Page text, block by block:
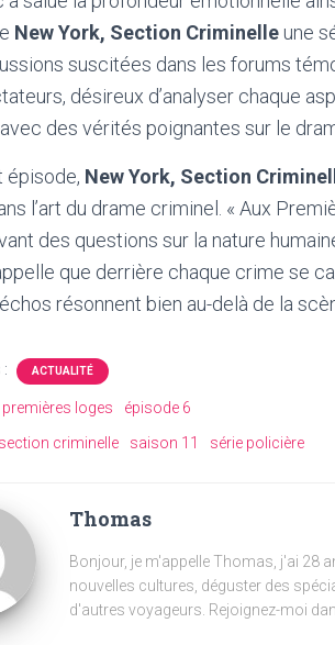
New York, Section Criminelle une
suscitées dans les forums
désireux d’analyser chaque
des vérités poignantes sur le
épisode, New York, Section
l’art du drame criminel. « Aux
des questions sur la nature
que derrière chaque crime se
résonnent bien au-delà de la
ACTUALITÉ
premières loges
épisode 6
criminelle
saison 11 série policière
Thomas
Bonjour, je m'appelle Thomas, j'ai 28
nouvelles cultures, déguster des
d'autres voyageurs. Rejoignez-moi